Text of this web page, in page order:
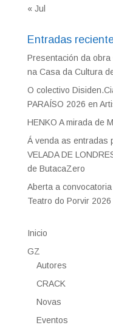
« Jul
Entradas
Presentación da obra
na Casa da Cultura
O colectivo
PARAÍSO 2026 en
HENKO A mirada de
Á venda as entradas
VELADA DE
de ButacaZero
Aberta a
Teatro do Porvir 2026
Inicio
GZ
Autores
CRACK
Novas
Eventos